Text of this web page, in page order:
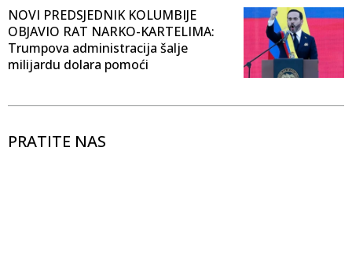
NOVI PREDSJEDNIK KOLUMBIJE
OBJAVIO RAT NARKO-KARTELIMA:
Trumpova administracija šalje
milijardu dolara pomoći
PRATITE NAS